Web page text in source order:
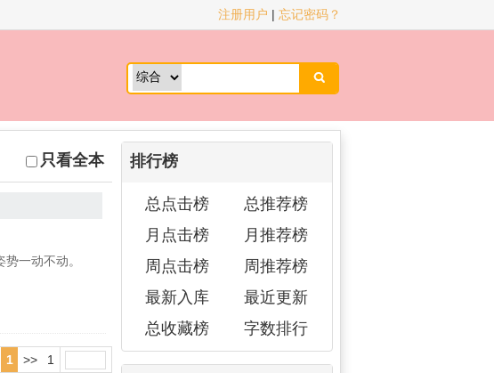
注册用户 | 忘记密码？

只看全本
一动不动。
1 >> 1
排行榜
总点击榜
总推荐榜
月点击榜
月推荐榜
周点击榜
周推荐榜
最新入库
最近更新
总收藏榜
字数排行